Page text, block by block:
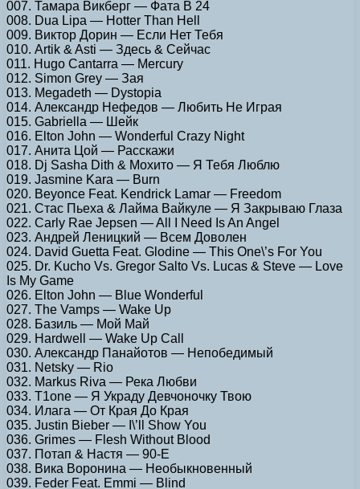
007. Тамара Викберг — Фата В 24
008. Dua Lipa — Hotter Than Hell
009. Виктор Дорин — Если Нет Тебя
010. Artik & Asti — Здесь & Сейчас
011. Hugo Cantarra — Mercury
012. Simon Grey — Зая
013. Megadeth — Dystopia
014. Александр Нефедов — Любить Не Играя
015. Gabriella — Шейк
016. Elton John — Wonderful Crazy Night
017. Анита Цой — Расскажи
018. Dj Sasha Dith & Мохито — Я Тебя Люблю
019. Jasmine Kara — Burn
020. Beyonce Feat. Kendrick Lamar — Freedom
021. Стас Пьеха & Лайма Вайкуле — Я Закрываю Глаза
022. Carly Rae Jepsen — All I Need Is An Angel
023. Андрей Леницкий — Всем Доволен
024. David Guetta Feat. Glodine — This One\’s For You
025. Dr. Kucho Vs. Gregor Salto Vs. Lucas & Steve — Love
Is My Game
026. Elton John — Blue Wonderful
027. The Vamps — Wake Up
028. Базиль — Мой Май
029. Hardwell — Wake Up Call
030. Александр Панайотов — Непобедимый
031. Netsky — Rio
032. Markus Riva — Река Любви
033. T1one — Я Украду Девчоночку Твою
034. Илага — От Края До Края
035. Justin Bieber — I\’ll Show You
036. Grimes — Flesh Without Blood
037. Потап & Настя — 90-Е
038. Вика Воронина — Необыкновенный
039. Feder Feat. Emmi — Blind